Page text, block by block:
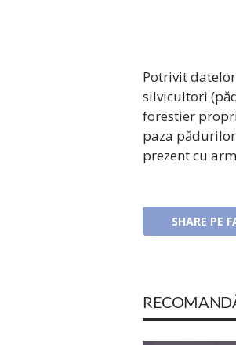
Potrivit
silvicultori
forestier
paza
prezent cu
SHARE PE